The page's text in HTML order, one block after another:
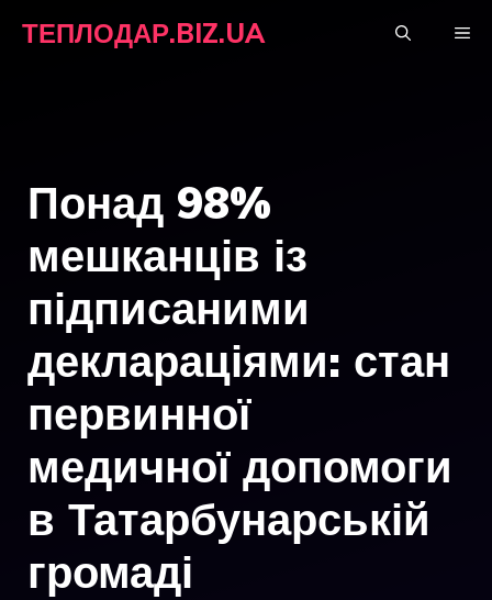
ТЕПЛОДАР.BIZ.UA
Понад 98%
мешканців із
підписаними
деклараціями: стан
первинної
медичної допомоги
в Татарбунарській
громаді